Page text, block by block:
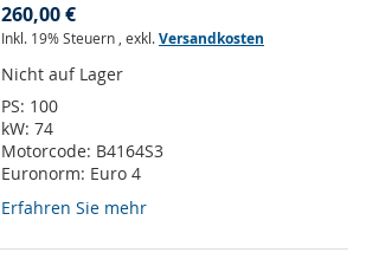
260,00 €
Inkl. 19% Steuern , exkl.Versandkosten
Nicht auf Lager
PS: 100
kW: 74
Motorcode: B4164S3
Euronorm: Euro 4
Erfahren Sie mehr